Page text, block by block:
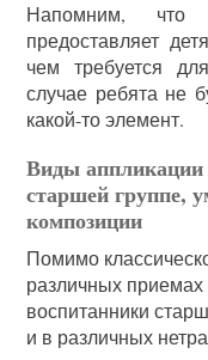
Напомним,
предоставляет
чем требуется
случае ребята не
какой-то элемент.
Виды
старшей группе,
композиции
Помимо
различных
воспитанники
и в различных